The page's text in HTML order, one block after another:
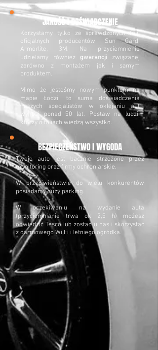
JAKOŚĆ I DOŚWIADCZENIE
Korzystamy tylko ze sprawdzonych folii
oficjalnych producentów Sun Gard,
Armorlite, 3M. Na przyciemnienie
udzielamy również gwarancji związanej
zarówno z montażem jak i samym
produktem.
Mimo że jesteśmy nowym punktem na
mapie Łodzi, to suma doświadczenia
naszych specjalistów w oklejaniu aut
wynosi ponad 50 lat. Postaw na ludzi,
którzy o foliach wiedzą wszystko.
Twoje auto jest bacznie strzeżone przez
monitoring oraz firmy ochroniarskie.
W przeciwieństwie do wielu konkurentów
posiadamy duży parking.
W oczekiwaniu na wydanie auta
(przyciemnianie trwa ok 2,5 h) możesz
odwiedzić Tesco lub zostać u nas i skorzystać
z darmowego Wi Fi i letniego ogródka.
BEZPIECZEŃSTWO I WYGODA